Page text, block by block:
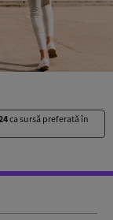
ca sursă preferată în